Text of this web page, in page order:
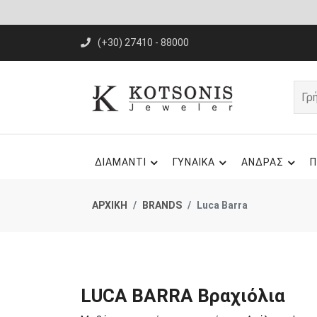
(+30) 27410 - 88000
ΔΙΑΜΑΝΤΙ ΓΥΝΑΙΚΑ ΑΝΔΡΑΣ
ΑΡΧΙΚΗ BRANDS Luca Barra
LUCA BARRA Βραχιόλια